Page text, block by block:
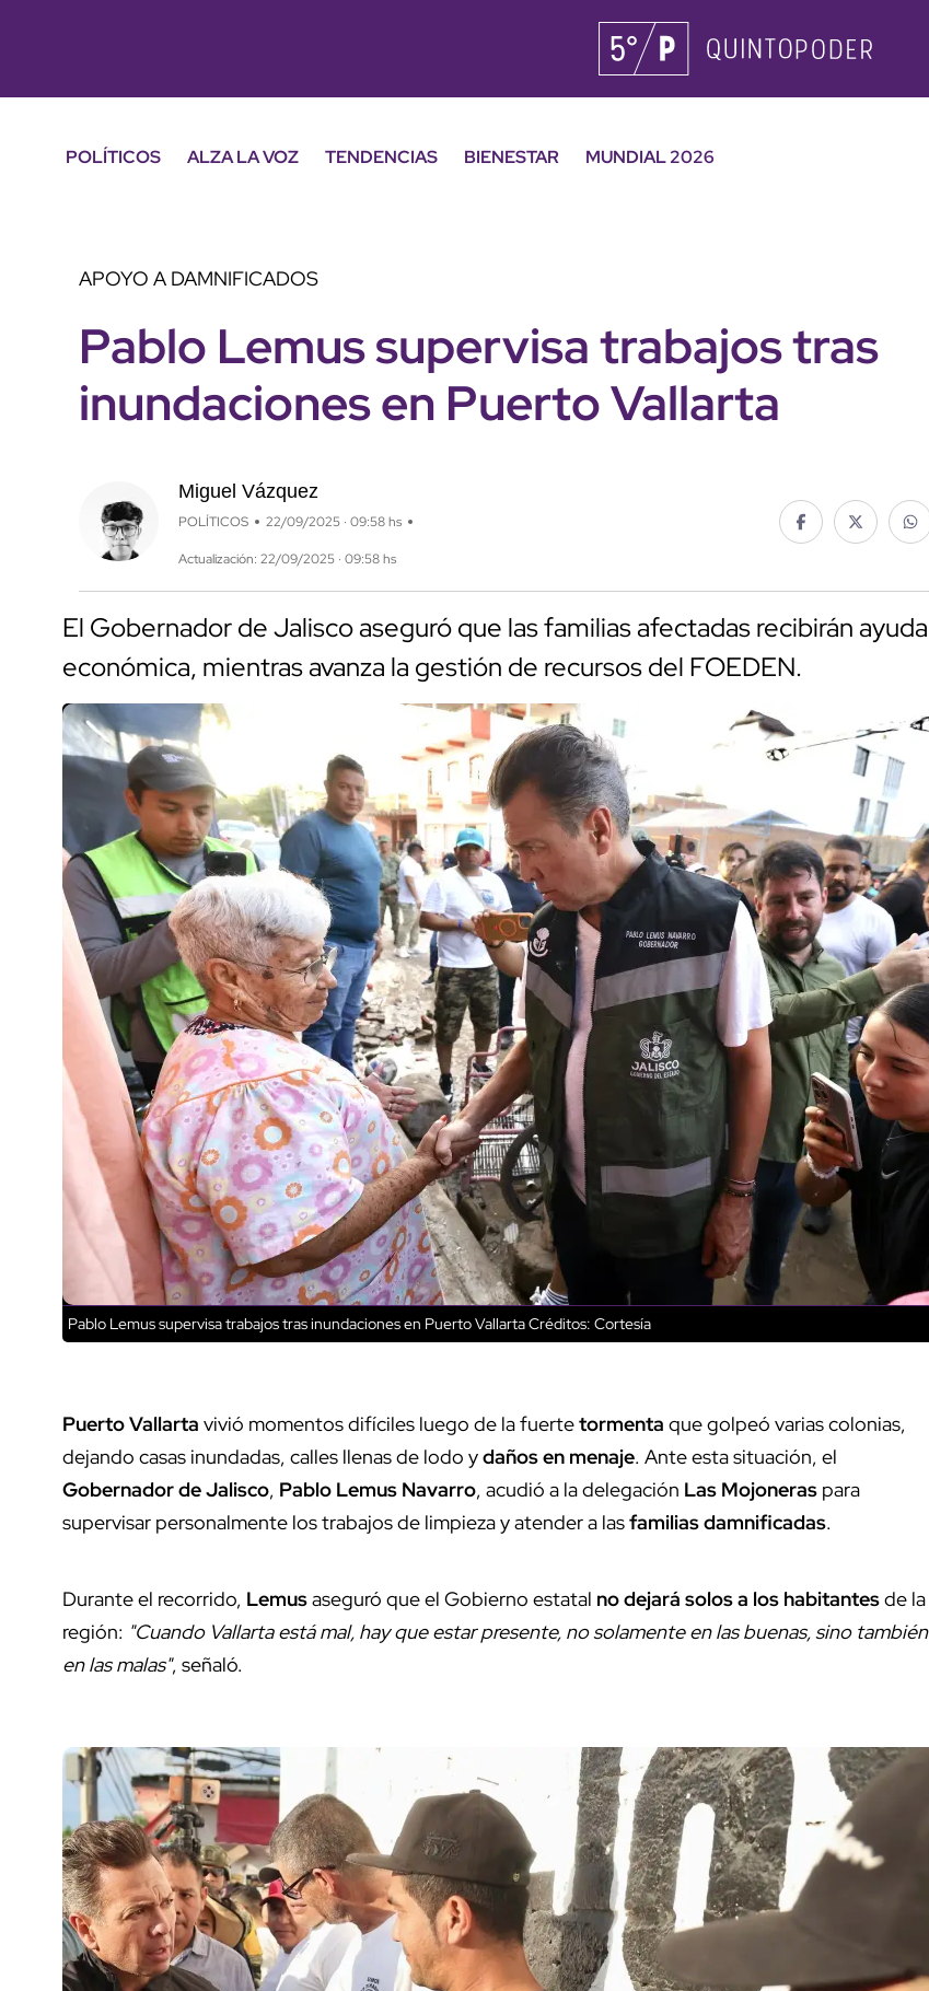
POLÍTICOS ALZA LA VOZ TENDENCIAS BIENESTAR
MUNDIAL 2026
APOYO A DAMNIFICADOS
Pablo Lemus supervisa trabajos tras
inundaciones en Puerto Vallarta
Miguel Vázquez
POLÍTICOS 22/09/2025 · 09:58 hs
Actualización: 22/09/2025 · 09:58 hs
El Gobernador de Jalisco aseguró que las familias afectadas recibirán ayuda
económica, mientras avanza la gestión de recursos del FOEDEN.
Pablo Lemus supervisa trabajos tras inundaciones en Puerto VallartaCréditos: Cortesía
Puerto Vallarta vivió momentos difíciles luego de la fuertetormenta que golpeó varias colonias,
dejando casas inundadas, calles llenas de lodo ydaños en menaje. Ante esta situación, el
Gobernador de Jalisco, Pablo Lemus Navarro, acudió a la delegación Las Mojoneras para
supervisar personalmente los trabajos de limpieza y atender a lasfamilias damnificadas.
Durante el recorrido, Lemusaseguró que el Gobierno estatal no dejará solos a los habitantesde la
región: "Cuando Vallarta está mal, hay que estar presente, no solamente en las buenas, sino también
en las malas", señaló.